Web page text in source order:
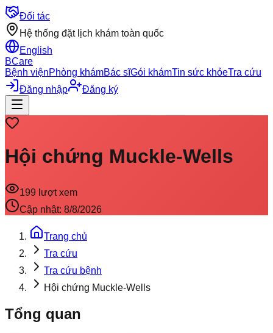
Đối tác
Hệ thống đặt lịch khám toàn quốc
English
BCare
Bệnh việnPhòng khámBác sĩGói khámTin sức khỏeTra cứu
Đăng nhập
Đăng ký
Hội chứng Muckle-Wells
199 lượt xem
Cập nhật: 8/8/2026
Trang chủ
Tra cứu
Tra cứu bệnh
Hội chứng Muckle-Wells
Tổng quan